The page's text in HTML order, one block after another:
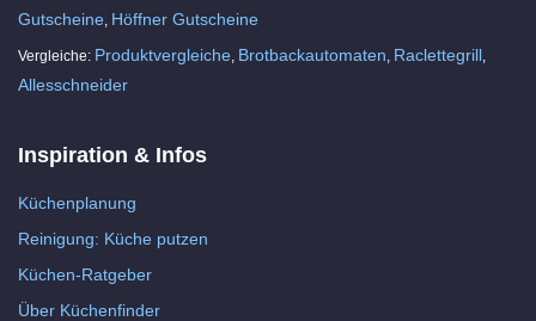
Gutscheine Höffner Gutscheine
Vergleiche: Produktvergleiche Brotbackautomaten Raclettegrill
Allesschneider
Inspiration & Infos
Küchenplanung
Reinigung: Küche putzen
Küchen-Ratgeber
Über Küchenfinder